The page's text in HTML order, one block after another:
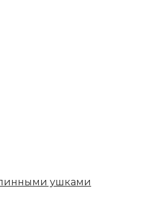
ушками